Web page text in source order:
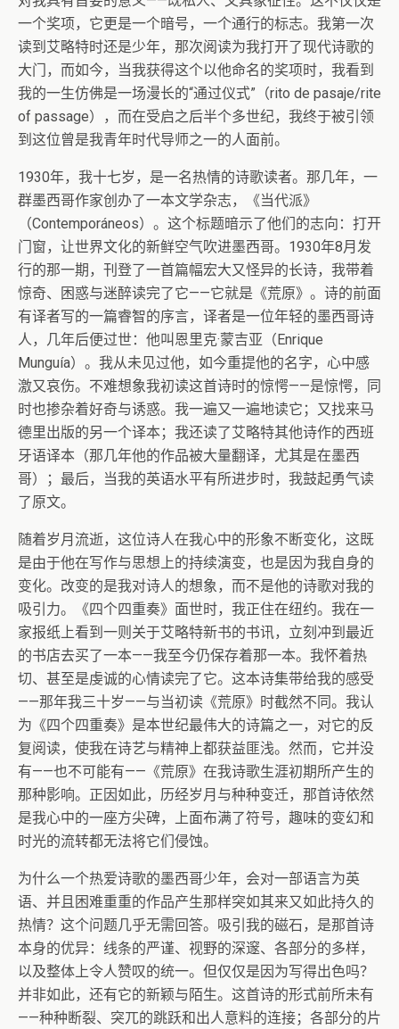
一个奖项，它更是一个暗号，一个通行的标志。我第一次
读到艾略特时还是少年，那次阅读为我打开了现代诗歌的
大门，而如今，当我获得这个以他命名的奖项时，我看到
我的一生仿佛是一场漫长的“通过仪式”（rito de pasaje/rite
of passage），而在受启之后半个多世纪，我终于被引领
到这位曾是我青年时代导师之一的人面前。
1930年，我十七岁，是一名热情的诗歌读者。那几年，一
群墨西哥作家创办了一本文学杂志，《当代派》
（Contemporáneos）。这个标题暗示了他们的志向：打开
门窗，让世界文化的新鲜空气吹进墨西哥。1930年8月发
行的那一期，刊登了一首篇幅宏大又怪异的长诗，我带着
惊奇、困惑与迷醉读完了它——它就是《荒原》。诗的前面
有译者写的一篇睿智的序言，译者是一位年轻的墨西哥诗
人，几年后便过世：他叫恩里克·蒙吉亚（Enrique
Munguía）。我从未见过他，如今重提他的名字，心中感
激又哀伤。不难想象我初读这首诗时的惊愕——是惊愕，同
时也掺杂着好奇与诱惑。我一遍又一遍地读它；又找来马
德里出版的另一个译本；我还读了艾略特其他诗作的西班
牙语译本（那几年他的作品被大量翻译，尤其是在墨西
哥）；最后，当我的英语水平有所进步时，我鼓起勇气读
了原文。
随着岁月流逝，这位诗人在我心中的形象不断变化，这既
是由于他在写作与思想上的持续演变，也是因为我自身的
变化。改变的是我对诗人的想象，而不是他的诗歌对我的
吸引力。《四个四重奏》面世时，我正住在纽约。我在一
家报纸上看到一则关于艾略特新书的书讯，立刻冲到最近
的书店去买了一本——我至今仍保存着那一本。我怀着热
切、甚至是虔诚的心情读完了它。这本诗集带给我的感受
——那年我三十岁——与当初读《荒原》时截然不同。我认
为《四个四重奏》是本世纪最伟大的诗篇之一，对它的反
复阅读，使我在诗艺与精神上都获益匪浅。然而，它并没
有——也不可能有——《荒原》在我诗歌生涯初期所产生的
那种影响。正因如此，历经岁月与种种变迁，那首诗依然
是我心中的一座方尖碑，上面布满了符号，趣味的变幻和
时光的流转都无法将它们侵蚀。
为什么一个热爱诗歌的墨西哥少年，会对一部语言为英
语、并且困难重重的作品产生那样突如其来又如此持久的
热情？这个问题几乎无需回答。吸引我的磁石，是那首诗
本身的优异：线条的严谨、视野的深邃、各部分的多样，
以及整体上令人赞叹的统一。但仅仅是因为写得出色吗？
并非如此，还有它的新颖与陌生。这首诗的形式前所未有
——种种断裂、突兀的跳跃和出人意料的连接；各部分的片